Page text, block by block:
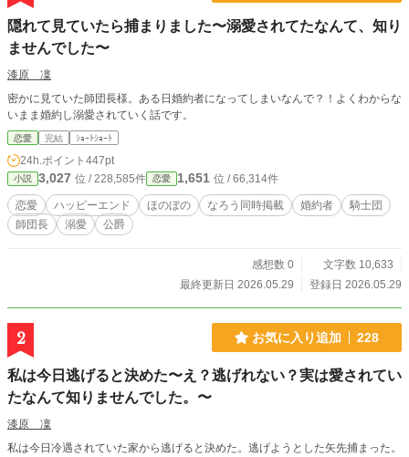
隠れて見ていたら捕まりました〜溺愛されてたなんて、知り
ませんでした〜
漆原 凜
密かに見ていた師団長様。ある日婚約者になってしまいなんで？！よくわからな
いまま婚約し溺愛されていく話です。
恋愛 完結 ｼｮｰﾄｼｮｰﾄ
24h.ポイント 447pt
小説 3,027 位 / 228,585件 恋愛 1,651 位 / 66,314件
恋愛 ハッピーエンド ほのぼの なろう同時掲載 婚約者
騎士団
師団長
溺愛 公爵
感想数 0
文字数 10,633
最終更新日 2026.05.29
登録日 2026.05.29
2 お気に入り追加 228
私は今日逃げると決めた〜え？逃げれない？実は愛されてい
たなんて知りませんでした。〜
漆原 凜
私は今日冷遇されていた家から逃げると決めた。逃げようとした矢先捕まった。